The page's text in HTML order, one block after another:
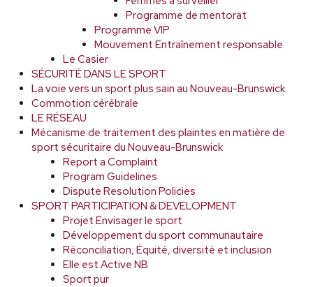
Programme de mentorat
Programme VIP
Mouvement Entraînement responsable
Le Casier
SÉCURITÉ DANS LE SPORT
La voie vers un sport plus sain au Nouveau-Brunswick
Commotion cérébrale
LE RÉSEAU
Mécanisme de traitement des plaintes en matière de
sport sécuritaire du Nouveau-Brunswick
Report a Complaint
Program Guidelines
Dispute Resolution Policies
SPORT PARTICIPATION & DEVELOPMENT
Projet Envisager le sport
Développement du sport communautaire
Réconciliation, Équité, diversité et inclusion
Elle est Active NB
Sport pur